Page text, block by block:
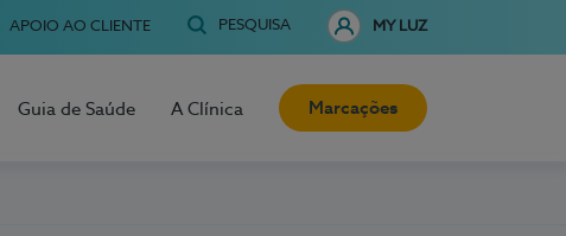
APOIO AO CLIENTE PESQUISA MY LUZ
Guia de Saúde A Clínica Marcações